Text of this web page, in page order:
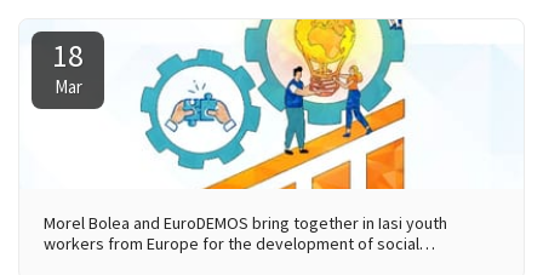
18
Mar
Morel Bolea and EuroDEMOS bring together in Iasi youth
workers from Europe for the development of social